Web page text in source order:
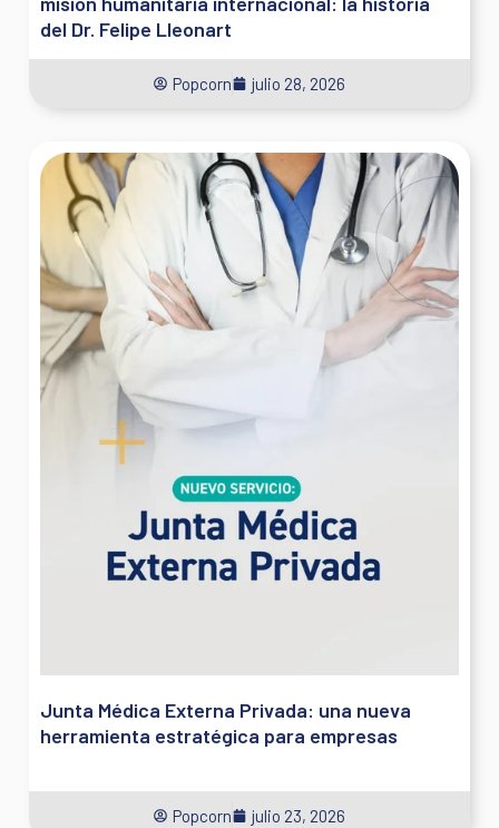
del Dr. Felipe Lleonart
Popcorn julio 28, 2026
Junta Médica Externa Privada: una nueva
herramienta estratégica para empresas
Popcorn julio 23, 2026